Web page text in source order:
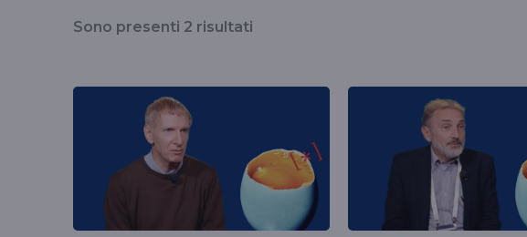
tag
Sono presenti 2 risultati